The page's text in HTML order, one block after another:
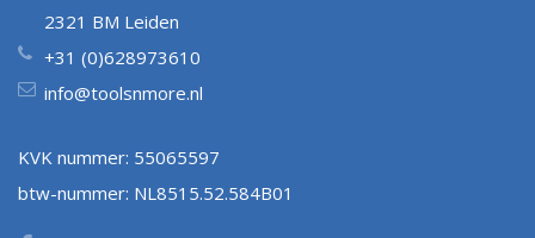
2321 BM Leiden
+31 (0)628973610
info@toolsnmore.nl
KVK nummer: 55065597
btw-nummer: NL8515.52.584B01